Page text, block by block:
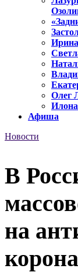
Олег
Афиша
Новости
В
на